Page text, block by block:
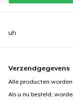
uh
Verzendgegevens
Alle producten
Als u nu besteld,